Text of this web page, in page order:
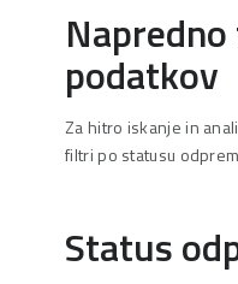
podatkov
Za hitro iskanje in
filtri po statusu
Status